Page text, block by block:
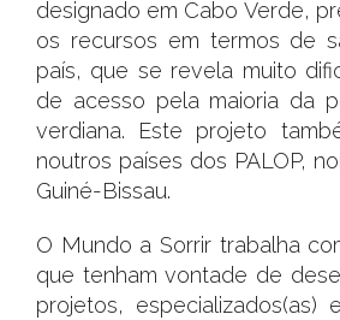
designado em Cabo Verde,
os recursos em termos de
país, que se revela muito
de acesso pela maioria da
verdiana. Este projeto
noutros países dos PALOP,
Guiné-Bissau.
O Mundo a Sorrir trabalha
que tenham vontade de
projetos, especializados(as)